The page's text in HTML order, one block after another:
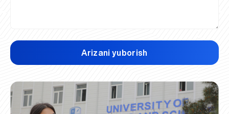
Arizani yuborish